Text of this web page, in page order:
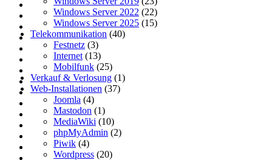
Windows Server 2022 (22)
Windows Server 2025 (15)
Telekommunikation (40)
Festnetz (3)
Internet (13)
Mobilfunk (25)
Verkauf & Verlosung (1)
Web-Installationen (37)
Joomla (4)
Mastodon (1)
MediaWiki (10)
phpMyAdmin (2)
Piwik (4)
Wordpress (20)